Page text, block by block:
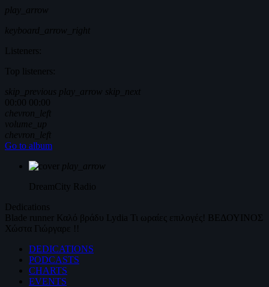
play_arrow
keyboard_arrow_right
Listeners:
Top listeners:
skip_previous play_arrow skip_next
00:00 00:00
chevron_left
volume_up
chevron_left
Go to album
play_arrow
DreamCity Radio
Dedications
Blade runner Καλό βράδυ Lydia Τι ωραίες επιλογές! ΒΕΔΟΥΙΝΟΣ
Χώστα Γιώργαρε !!
DEDICATIONS
PODCASTS
CHARTS
EVENTS